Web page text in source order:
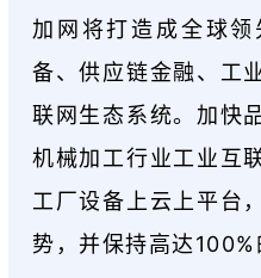
加网将打造成全球
备、供应链金融、工
联网生态系统。加快
机械加工行业工业互
工厂设备上云上平台
势，并保持高达100%